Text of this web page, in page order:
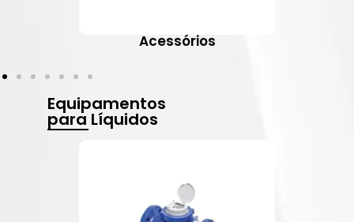
Acessórios
Equipamentos
para Líquidos